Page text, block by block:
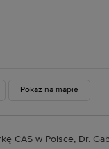
Pokaż na mapie
CAS w Polsce, Dr.